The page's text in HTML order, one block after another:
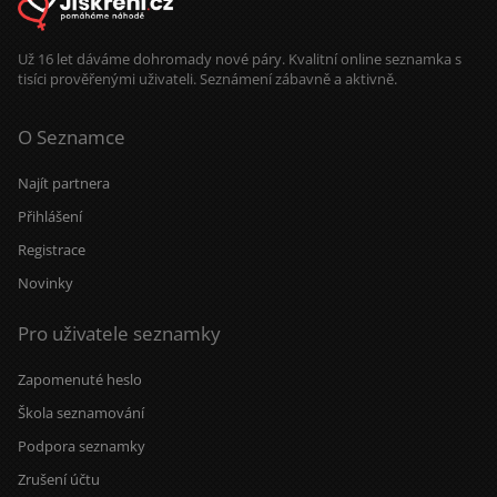
Už 16 let dáváme dohromady nové páry. Kvalitní online seznamka s
tisíci prověřenými uživateli. Seznámení zábavně a aktivně.
O Seznamce
Najít partnera
Přihlášení
Registrace
Novinky
Pro uživatele seznamky
Zapomenuté heslo
Škola seznamování
Podpora seznamky
Zrušení účtu